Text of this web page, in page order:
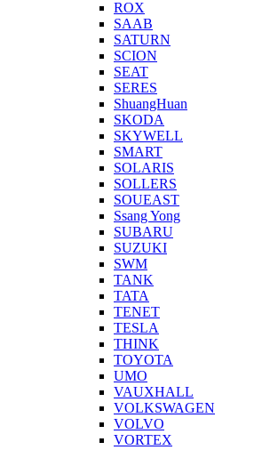
ROX
SAAB
SATURN
SCION
SEAT
SERES
ShuangHuan
SKODA
SKYWELL
SMART
SOLARIS
SOLLERS
SOUEAST
Ssang Yong
SUBARU
SUZUKI
SWM
TANK
TATA
TENET
TESLA
THINK
TOYOTA
UMO
VAUXHALL
VOLKSWAGEN
VOLVO
VORTEX